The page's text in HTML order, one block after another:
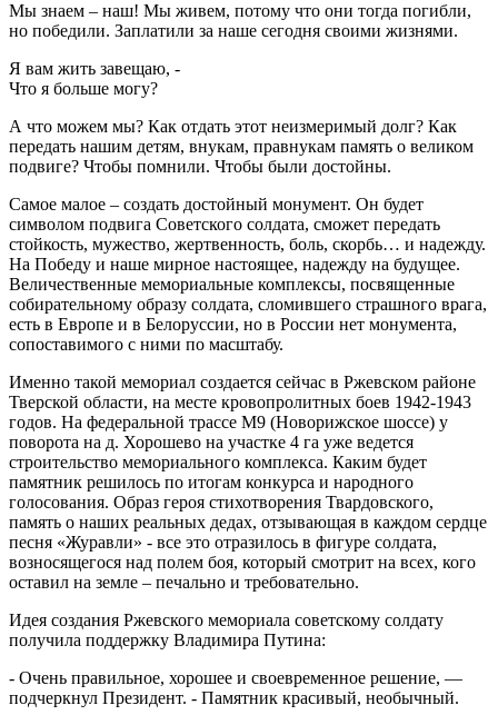
Мы знаем – наш! Мы живем, потому что они тогда погибли,
но победили. Заплатили за наше сегодня своими жизнями.
Я вам жить завещаю, -
Что я больше могу?
А что можем мы? Как отдать этот неизмеримый долг? Как
передать нашим детям, внукам, правнукам память о великом
подвиге? Чтобы помнили. Чтобы были достойны.
Самое малое – создать достойный монумент. Он будет
символом подвига Советского солдата, сможет передать
стойкость, мужество, жертвенность, боль, скорбь… и надежду.
На Победу и наше мирное настоящее, надежду на будущее.
Величественные мемориальные комплексы, посвященные
собирательному образу солдата, сломившего страшного врага,
есть в Европе и в Белоруссии, но в России нет монумента,
сопоставимого с ними по масштабу.
Именно такой мемориал создается сейчас в Ржевском районе
Тверской области, на месте кровопролитных боев 1942-1943
годов. На федеральной трассе М9 (Новорижское шоссе) у
поворота на д. Хорошево на участке 4 га уже ведется
строительство мемориального комплекса. Каким будет
памятник решилось по итогам конкурса и народного
голосования. Образ героя стихотворения Твардовского,
память о наших реальных дедах, отзывающая в каждом сердце
песня «Журавли» - все это отразилось в фигуре солдата,
возносящегося над полем боя, который смотрит на всех, кого
оставил на земле – печально и требовательно.
Идея создания Ржевского мемориала советскому солдату
получила поддержку Владимира Путина:
- Очень правильное, хорошее и своевременное решение, —
подчеркнул Президент. - Памятник красивый, необычный.